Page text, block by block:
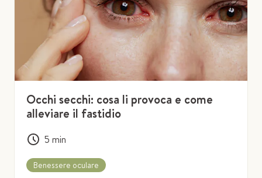
Occhi secchi: cosa li provoca e come
alleviare il fastidio
5 min
Benessere oculare